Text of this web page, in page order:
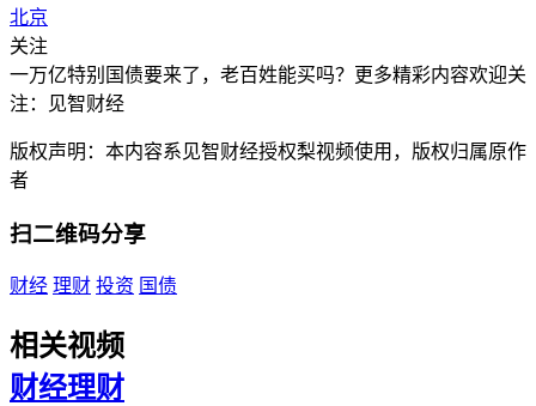
北京
关注
一万亿特别国债要来了，老百姓能买吗？更多精彩内容欢迎关
注：见智财经
版权声明：本内容系见智财经授权梨视频使用，版权归属原作
者
扫二维码分享
财经 理财 投资 国债
相关视频
财经理财